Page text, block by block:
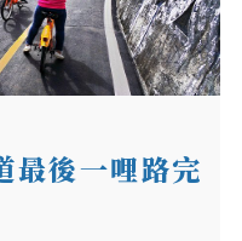
最後一哩路完